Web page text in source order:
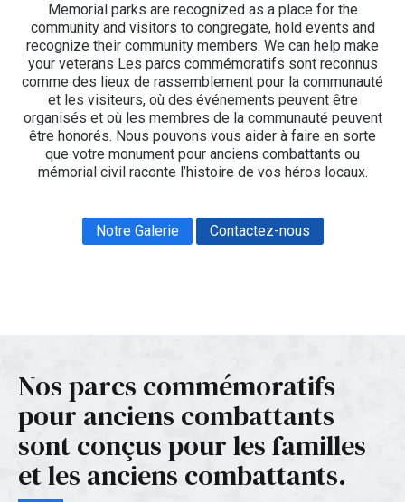
Memorial parks are recognized as a place for the
community and visitors to congregate, hold events and
recognize their community members. We can help make
your veterans Les parcs commémoratifs sont reconnus
comme des lieux de rassemblement pour la communauté
et les visiteurs, où des événements peuvent être
organisés et où les membres de la communauté peuvent
être honorés. Nous pouvons vous aider à faire en sorte
que votre monument pour anciens combattants ou
mémorial civil raconte l’histoire de vos héros locaux.
Notre Galerie Contactez-nous
Nos parcs commémoratifs
pour anciens combattants
sont conçus pour les familles
et les anciens combattants.